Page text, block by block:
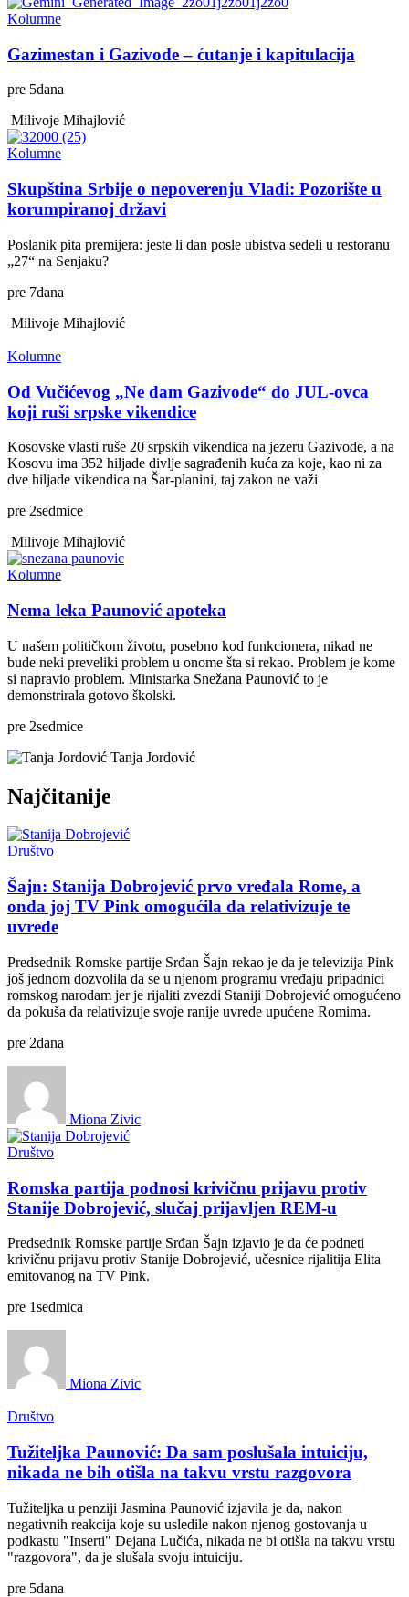
Kolumne
Gazimestan i Gazivode – ćutanje i kapitulacija
pre 5dana
Milivoje Mihajlović
Kolumne
Skupština Srbije o nepoverenju Vladi: Pozorište u
korumpiranoj državi
Poslanik pita premijera: jeste li dan posle ubistva sedeli u restoranu
„27“ na Senjaku?
pre 7dana
Milivoje Mihajlović
Kolumne
Od Vučićevog „Ne dam Gazivode“ do JUL-ovca
koji ruši srpske vikendice
Kosovske vlasti ruše 20 srpskih vikendica na jezeru Gazivode, a na
Kosovu ima 352 hiljade divlje sagrađenih kuća za koje, kao ni za
dve hiljade vikendica na Šar-planini, taj zakon ne važi
pre 2sedmice
Milivoje Mihajlović
Kolumne
Nema leka Paunović apoteka
U našem političkom životu, posebno kod funkcionera, nikad ne
bude neki preveliki problem u onome šta si rekao. Problem je kome
si napravio problem. Ministarka Snežana Paunović to je
demonstrirala gotovo školski.
pre 2sedmice
Tanja Jordović
Najčitanije
Društvo
Šajn: Stanija Dobrojević prvo vređala Rome, a
onda joj TV Pink omogućila da relativizuje te
uvrede
Predsednik Romske partije Srđan Šajn rekao je da je televizija Pink
još jednom dozvolila da se u njenom programu vređaju pripadnici
romskog narodam jer je rijaliti zvezdi Staniji Dobrojević omogućeno
da pokuša da relativizuje svoje ranije uvrede upućene Romima.
pre 2dana
Miona Zivic
Društvo
Romska partija podnosi krivičnu prijavu protiv
Stanije Dobrojević, slučaj prijavljen REM-u
Predsednik Romske partije Srđan Šajn izjavio je da će podneti
krivičnu prijavu protiv Stanije Dobrojević, učesnice rijalitija Elita
emitovanog na TV Pink.
pre 1sedmica
Miona Zivic
Društvo
Tužiteljka Paunović: Da sam poslušala intuiciju,
nikada ne bih otišla na takvu vrstu razgovora
Tužiteljka u penziji Jasmina Paunović izjavila je da, nakon
negativnih reakcija koje su usledile nakon njenog gostovanja u
podkastu "Inserti" Dejana Lučića, nikada ne bi otišla na takvu vrstu
"razgovora", da je slušala svoju intuiciju.
pre 5dana